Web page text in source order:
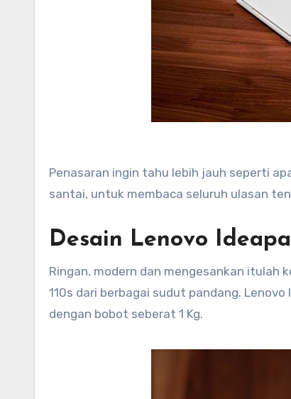
Penasaran ingin tahu lebih jauh seperti
santai, untuk membaca seluruh ulasan
Desain Lenovo
Ringan, modern dan mengesankan itulah
110s dari berbagai sudut pandang.
dengan bobot seberat 1 Kg.